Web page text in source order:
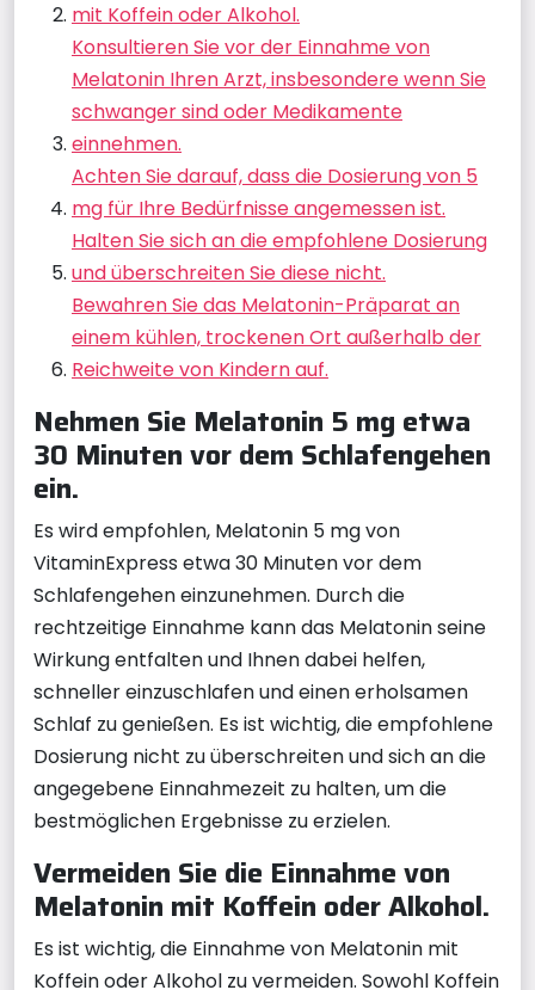
mit Koffein oder Alkohol.
Konsultieren Sie vor der Einnahme von
Melatonin Ihren Arzt, insbesondere wenn Sie
schwanger sind oder Medikamente
einnehmen.
Achten Sie darauf, dass die Dosierung von 5
mg für Ihre Bedürfnisse angemessen ist.
Halten Sie sich an die empfohlene Dosierung
und überschreiten Sie diese nicht.
Bewahren Sie das Melatonin-Präparat an
einem kühlen, trockenen Ort außerhalb der
Reichweite von Kindern auf.
Nehmen Sie Melatonin 5 mg etwa
30 Minuten vor dem Schlafengehen
ein.
Es wird empfohlen, Melatonin 5 mg von
VitaminExpress etwa 30 Minuten vor dem
Schlafengehen einzunehmen. Durch die
rechtzeitige Einnahme kann das Melatonin seine
Wirkung entfalten und Ihnen dabei helfen,
schneller einzuschlafen und einen erholsamen
Schlaf zu genießen. Es ist wichtig, die empfohlene
Dosierung nicht zu überschreiten und sich an die
angegebene Einnahmezeit zu halten, um die
bestmöglichen Ergebnisse zu erzielen.
Vermeiden Sie die Einnahme von
Melatonin mit Koffein oder Alkohol.
Es ist wichtig, die Einnahme von Melatonin mit
Koffein oder Alkohol zu vermeiden. Sowohl Koffein